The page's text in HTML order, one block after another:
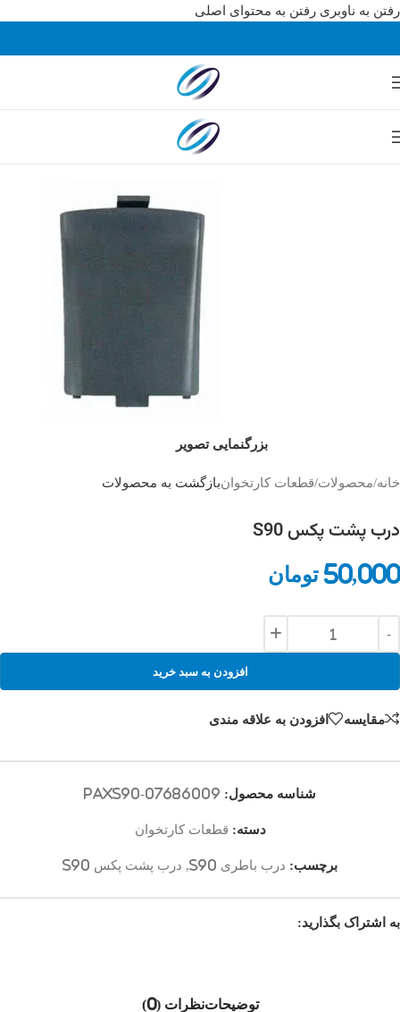
رفتن به ناوبری رفتن به محتوای اصلی
بزرگنمایی تصویر
خانه/محصولات/قطعات کارتخوانبازگشت به محصولات
درب پشت پکس S90
50,000 تومان
افزودن به سبد خرید
مقایسه افزودن به علاقه مندی
شناسه محصول: PAXS90-07686009
دسته: قطعات کارتخوان
برچسب: درب باطری S90 , درب پشت پکس S90
به اشتراک بگذارید:
توضیحاتنظرات (0)